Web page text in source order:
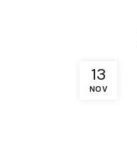
13
NOV